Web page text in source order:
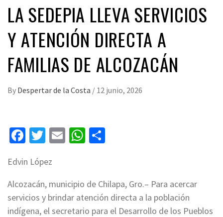
LA SEDEPIA LLEVA SERVICIOS
Y ATENCIÓN DIRECTA A
FAMILIAS DE ALCOZACÁN
By Despertar de la Costa / 12 junio, 2026
Facebook
Twitter
EmailWhatsApp
Edvin López
Alcozacán, municipio de Chilapa, Gro.– Para acercar
servicios y brindar atención directa a la población
indígena, el secretario para el Desarrollo de los Pueblos